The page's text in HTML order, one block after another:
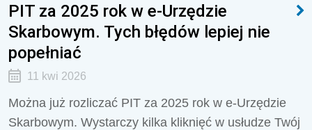
PIT za 2025 rok w e-Urzędzie
Skarbowym. Tych błędów lepiej nie
popełniać
11 kwi 2026
Można już rozliczać PIT za 2025 rok w e-Urzędzie
Skarbowym. Wystarczy kilka kliknięć w usłudze Twój